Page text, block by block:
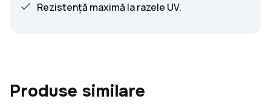
Rezistență maximă la razele UV.
Produse similare